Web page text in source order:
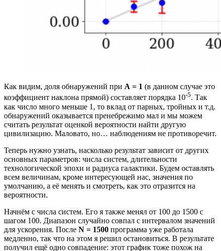
Как видим, доля обнаружений при А = 1 (в данном случае это
коэффициент наклона прямой) составляет порядка 10-5. Так
как число много меньше 1, то вклад от парных, тройных и т.д.
обнаружений оказывается пренебрежимо мал и мы можем
считать результат оценкой вероятности найти другую
цивилизацию. Маловато, но… наблюдениям не противоречит.
Теперь нужно узнать, насколько результат зависит от других
основных параметров: числа систем, длительности
технологической эпохи и радиуса галактики. Будем оставлять
всем величинам, кроме интересующей нас, значения по
умолчанию, а её менять и смотреть, как это отразится на
вероятности.
Начнём с числа систем. Его я также менял от 100 до 1500 с
шагом 100. Диапазон случайно совпал с интервалом значений
для ускорения. После N = 1500 программа уже работала
медленно, так что на этом я решил остановиться. В результате
получил ещё одно совпадение: этот график тоже похож на